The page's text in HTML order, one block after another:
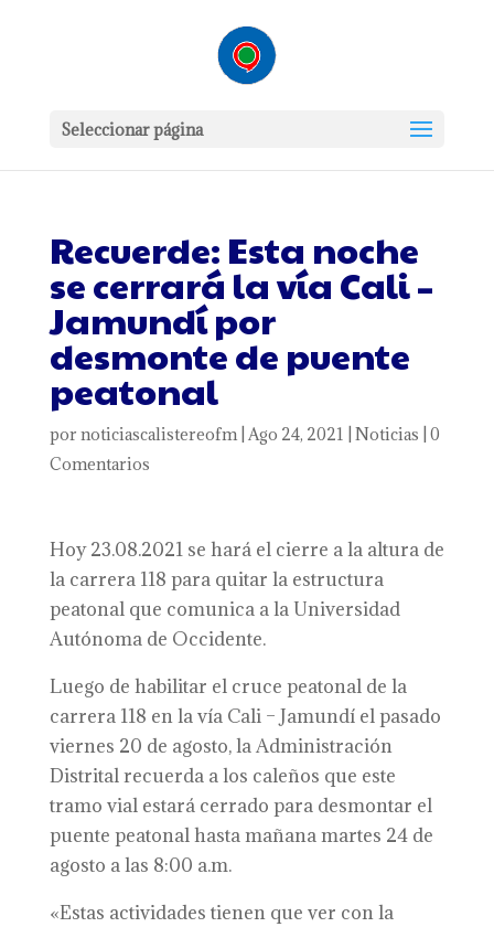
Seleccionar página
Recuerde: Esta noche
se cerrará la vía Cali –
Jamundí por
desmonte de puente
peatonal
por noticiascalistereofm| Ago 24, 2021 Noticias 0
Comentarios
Hoy 23.08.2021 se hará el cierre a la altura de
la carrera 118 para quitar la estructura
peatonal que comunica a la Universidad
Autónoma de Occidente.
Luego de habilitar el cruce peatonal de la
carrera 118 en la vía Cali – Jamundí el pasado
viernes 20 de agosto, la Administración
Distrital recuerda a los caleños que este
tramo vial estará cerrado para desmontar el
puente peatonal hasta mañana martes 24 de
agosto a las 8:00 a.m.
«Estas actividades tienen que ver con la